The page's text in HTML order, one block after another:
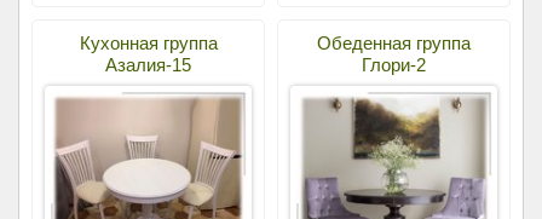
Кухонная группа
Азалия-15
Обеденная группа
Глори-2